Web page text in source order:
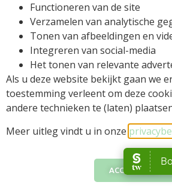
BeautySpot by Lusi © 2025 All
Design by Braga's
Algemene voorwaarden
Functioneren van de site
Verzamelen van analytische
Tonen van afbeeldingen en
Integreren van social-media
Het tonen van relevante
Als u deze website bekijkt gaan we
toestemming verleent om deze
andere technieken te (laten)
Meer uitleg vindt u in onze
ACCEPTEREN